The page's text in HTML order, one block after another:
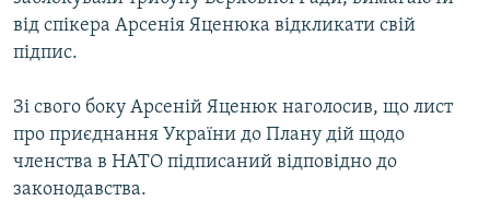
від спікера Арсенія Яценюка відкликати свій
підпис.
Зі свого боку Арсеній Яценюк наголосив, що лист
про приєднання України до Плану дiй щодо
членства в НАТО підписаний відповідно до
законодавства.